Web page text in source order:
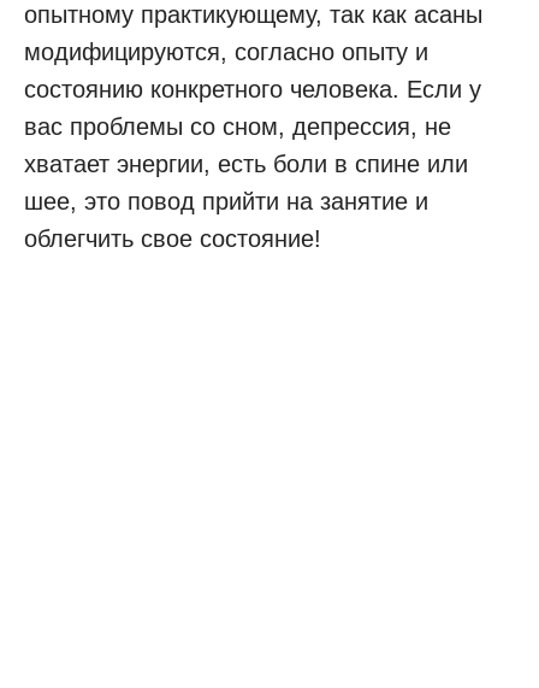
опытному практикующему, так как асаны
модифицируются, согласно опыту и
состоянию конкретного человека. Если у
вас проблемы со сном, депрессия, не
хватает энергии, есть боли в спине или
шее, это повод прийти на занятие и
облегчить свое состояние!